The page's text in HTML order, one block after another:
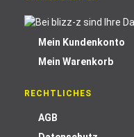
Mein Kundenkonto
Mein Warenkorb
RECHTLICHES
AGB